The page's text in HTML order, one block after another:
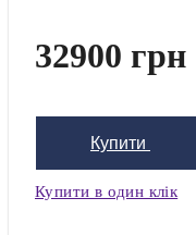
32900 грн
Купити
Купити в один клік